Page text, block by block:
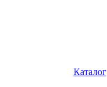
Каталог